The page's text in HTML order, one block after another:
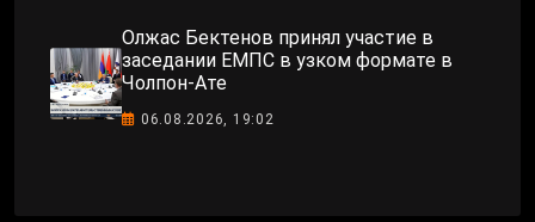
Олжас Бектенов принял участие в
заседании ЕМПС в узком формате в
Чолпон-Ате
06.08.2026, 19:02